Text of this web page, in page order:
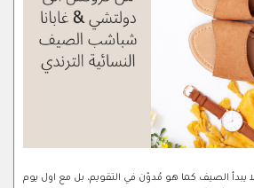
لا يبدأ الصيف كما هو مُدوّن في التقويم، بل مع اول يوم